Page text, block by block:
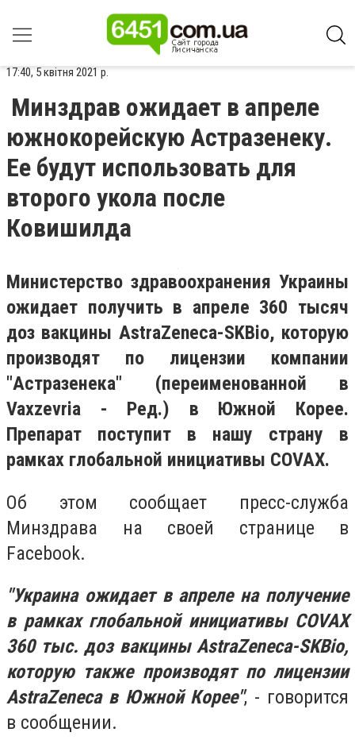
17:40, 5 квітня 2021 р.
Минздрав ожидает в апреле
южнокорейскую Астразенеку.
Ее будут использовать для
второго укола после
Ковишилда
Министерство здравоохранения Украины
ожидает получить в апреле 360 тысяч
доз вакцины AstraZeneca-SKBio, которую
производят по лицензии компании
"Астразенека" (переименованной в
Vaxzevria - Ред.) в Южной Корее.
Препарат поступит в нашу страну в
рамках глобальной инициативы COVAX.
Об этом сообщает пресс-служба
Минздрава на своей странице в
Facebook.
"Украина ожидает в апреле на получение
в рамках глобальной инициативы COVAX
360 тыс. доз вакцины AstraZeneca-SKBio,
которую также производят по лицензии
AstraZeneca в Южной Корее", - говорится
в сообщении.